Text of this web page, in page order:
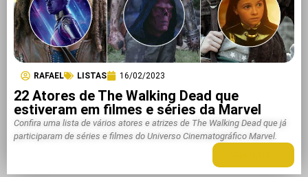
RAFAEL LISTAS 16/02/2023
22 Atores de The Walking Dead que
estiveram em filmes e séries da Marvel
Confira uma lista de vários atores e atrizes de The Walking Dead que já
participaram de séries e filmes do Universo Cinematográfico Marvel.